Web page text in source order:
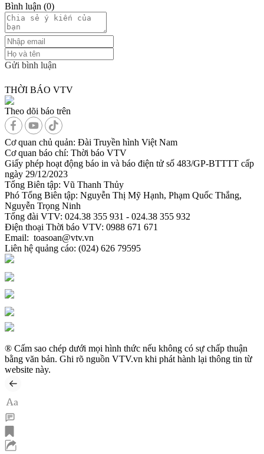
Bình luận (0)
Gửi bình luận
THỜI BÁO VTV
Theo dõi báo trên
Cơ quan chủ quản: Đài Truyền hình Việt Nam
Cơ quan báo chí: Thời báo VTV
Giấy phép hoạt động báo in và báo điện tử số 483/GP-BTTTT cấp
ngày 29/12/2023
Tổng Biên tập: Vũ Thanh Thủy
Phó Tổng Biên tập: Nguyễn Thị Mỹ Hạnh, Phạm Quốc Thắng,
Nguyễn Trọng Ninh
Tổng đài VTV: 024.38 355 931 - 024.38 355 932
Ðiện thoại Thời báo VTV: 0988 671 671
Email: toasoan@vtv.vn
Liên hệ quảng cáo: (024) 626 79595
® Cấm sao chép dưới mọi hình thức nếu không có sự chấp thuận
bằng văn bản. Ghi rõ nguồn VTV.vn khi phát hành lại thông tin từ
website này.